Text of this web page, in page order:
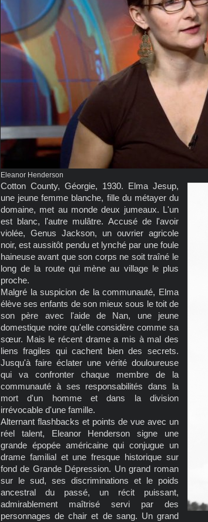
Eleanor Henderson
Cotton County, Géorgie, 1930. Elma Jesup,
une jeune femme blanche, fille du métayer du
domaine, met au monde deux jumeaux. L'un
est blanc, l'autre mulâtre. Accusé de l'avoir
violée, Genus Jackson, un ouvrier agricole
noir, est aussitôt pendu et lynché par une foule
haineuse avant que son corps ne soit traîné le
long de la route qui mène au village le plus
proche.
Malgré la suspicion de la communauté, Elma
élève ses enfants de son mieux sous le toit de
son père avec l'aide de Nan, une jeune
domestique noire qu'elle considère comme sa
sœur. Mais le récent drame a mis à mal des
liens fragiles qui cachent bien des secrets.
Jusqu'à faire éclater une vérité douloureuse
qui va confronter chaque membre de la
communauté à ses responsabilités dans la
mort d'un homme et dans la division
irrévocable d'une famille.
Alternant flashbacks et points de vue avec un
réel talent, Eleanor Henderson signe une
grande épopée américaine qui conjugue un
drame familial et une fresque historique sur
fond de Grande Dépression. Un grand roman
sur le sud, ses discriminations et le poids
ancestral du passé, un récit puissant,
admirablement maîtrisé servi par des
personnages de chair et de sang. Un grand